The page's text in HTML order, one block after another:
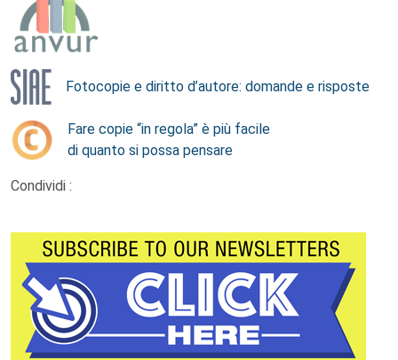
Fotocopie e diritto d’autore: domande e risposte
Fare copie “in regola” è più facile
di quanto si possa pensare
Condividi :